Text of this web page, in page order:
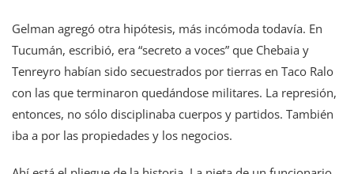
Gelman agregó otra hipótesis, más incómoda todavía. En
Tucumán, escribió, era “secreto a voces” que Chebaia y
Tenreyro habían sido secuestrados por tierras en Taco Ralo
con las que terminaron quedándose militares. La represión,
entonces, no sólo disciplinaba cuerpos y partidos. También
iba a por las propiedades y los negocios.